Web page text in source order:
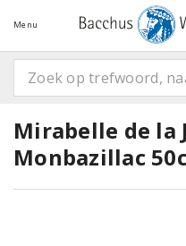
Menu
Mirabelle de la
Monbazillac